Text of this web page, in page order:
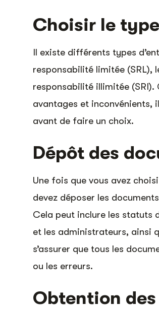
Choisir le
Il existe différents types
responsabilité limitée (SRL),
responsabilité illimitée (SRI).
avantages et inconvénients,
avant de faire un choix.
Dépôt des
Une fois que vous avez
devez déposer les
Cela peut inclure les statuts
et les administrateurs, ainsi
s’assurer que tous les
ou les erreurs.
Obtention